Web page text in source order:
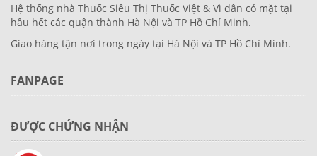
Hệ thống nhà Thuốc Siêu Thị Thuốc Việt & Vì dân có mặt tại
hầu hết các quận thành Hà Nội và TP Hồ Chí Minh.
Giao hàng tận nơi trong ngày tại Hà Nội và TP Hồ Chí Minh.
FANPAGE
ĐƯỢC CHỨNG NHẬN